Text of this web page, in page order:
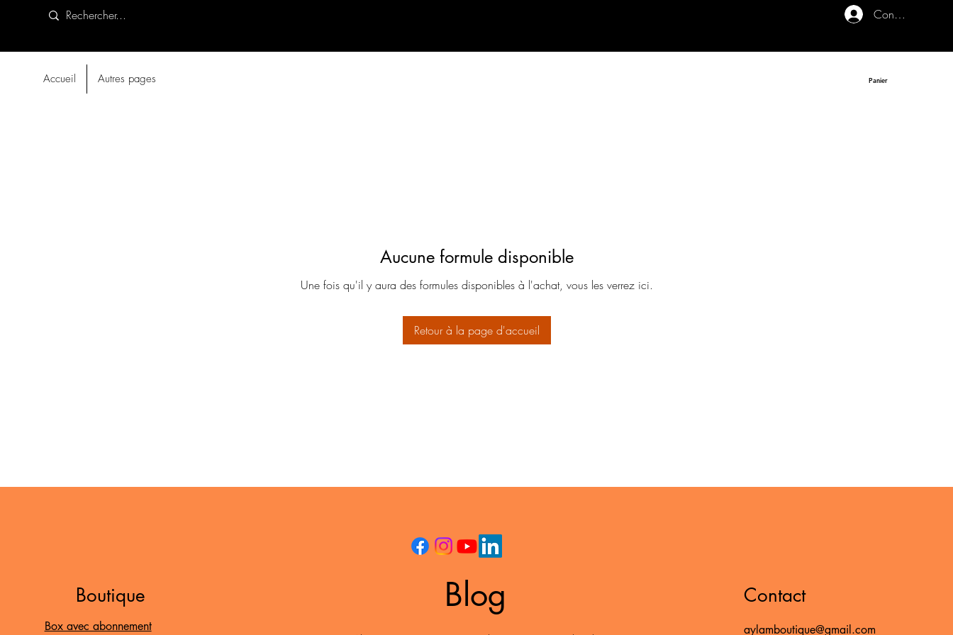
Connexion
Accueil Autres pages Panier
Aucune formule disponible
Une fois qu'il y aura des formules disponibles à l'achat, vous les verrez ici.
Retour à la page d'accueil
Boutique
Box avec abonnement
Blog Contact
aylamboutique@gmail.com